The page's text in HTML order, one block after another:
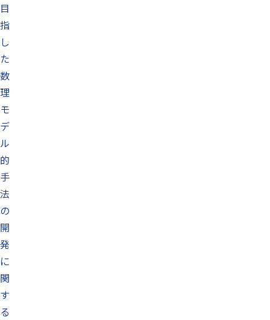
目
指
し
た
数
理
モ
デ
ル
的
手
法
の
開
発
に
関
す
る